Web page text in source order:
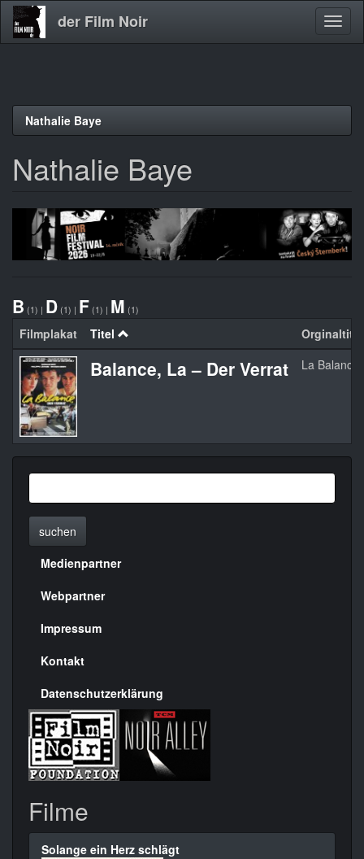
Direkt
der Film Noir
Nathalie Baye
Nathalie Baye
B (1) | D (1) | F (1) | M (1)
Filmplakat Titel Orginaltitel
Balance, La – Der Verrat La Balance
suchen
Menülinks
rechte
Seite
Medienpartner
Webpartner
Impressum
Kontakt
Datenschutzerklärung
Filme
Solange ein Herz schlägt